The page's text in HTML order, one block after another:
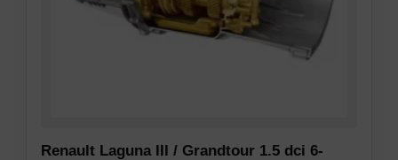
Renault Laguna III / Grandtour 1.5 dci 6-